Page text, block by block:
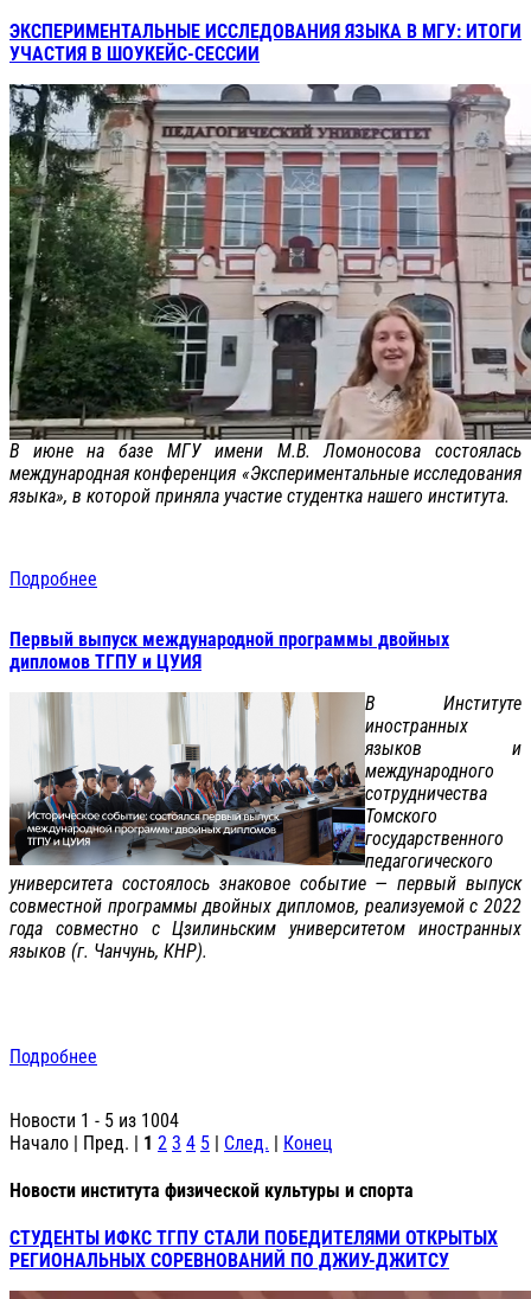
ЭКСПЕРИМЕНТАЛЬНЫЕ ИССЛЕДОВАНИЯ ЯЗЫКА В МГУ: ИТОГИ
УЧАСТИЯ В ШОУКЕЙС-СЕССИИ
В июне на базе МГУ имени М.В. Ломоносова состоялась
международная конференция «Экспериментальные исследования
языка», в которой приняла участие студентка нашего института.
Подробнее
Первый выпуск международной программы двойных
дипломов ТГПУ и ЦУИЯ
В Институте
иностранных
языков и
международного
сотрудничества
Томского
государственного
педагогического
университета состоялось знаковое событие — первый выпуск
совместной программы двойных дипломов, реализуемой с 2022
года совместно с Цзилиньским университетом иностранных
языков (г. Чанчунь, КНР).
Подробнее
Новости 1 - 5 из 1004
Начало | Пред. | 1 2 3 4 5 | След. | Конец
Новости института физической культуры и спорта
СТУДЕНТЫ ИФКС ТГПУ СТАЛИ ПОБЕДИТЕЛЯМИ ОТКРЫТЫХ
РЕГИОНАЛЬНЫХ СОРЕВНОВАНИЙ ПО ДЖИУ-ДЖИТСУ